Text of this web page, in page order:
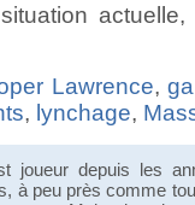
actuelle,
Lawrence,
, lynchage,
joueur depuis les
à peu près comme